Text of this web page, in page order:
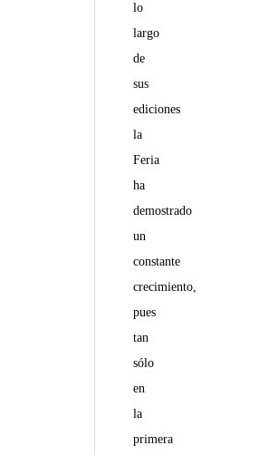
lo
largo
de
sus
ediciones
la
Feria
ha
demostrado
un
constante
crecimiento,
pues
tan
sólo
en
la
primera